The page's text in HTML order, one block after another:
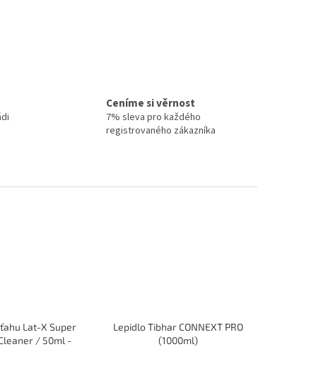
Ceníme si věrnost
7% sleva pro každého
registrovaného zákazníka
Lat-X Super
/ 50ml -
Lepidlo Tibhar CONNEXT PRO
(1000ml)